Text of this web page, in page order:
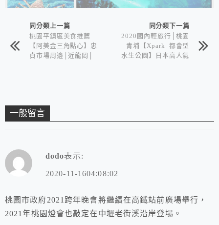
同分類上一篇
桃園平鎮區美食推薦
【阿美金三角點心】忠
貞市場周邊│近龍岡│
同分類下一篇
2020國內輕旅行│桃園
青埔【Xpark 都會型
水生公園】日本高人氣
一般留言
dodo表示:
2020-11-1604:08:02
桃園市政府2021跨年晚會將繼續在高鐵站前廣場舉行，
2021年桃園燈會也敲定在中壢老街溪沿岸登場。